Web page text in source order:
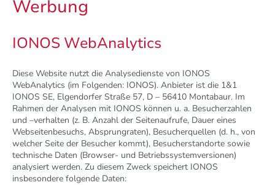
Werbung
IONOS WebAnalytics
Diese Website nutzt die Analysedienste von IONOS
WebAnalytics (im Folgenden: IONOS). Anbieter ist die 1&1
IONOS SE, Elgendorfer Straße 57, D – 56410 Montabaur. Im
Rahmen der Analysen mit IONOS können u. a. Besucherzahlen
und –verhalten (z. B. Anzahl der Seitenaufrufe, Dauer eines
Webseitenbesuchs, Absprungraten), Besucherquellen (d. h., von
welcher Seite der Besucher kommt), Besucherstandorte sowie
technische Daten (Browser- und Betriebssystemversionen)
analysiert werden. Zu diesem Zweck speichert IONOS
insbesondere folgende Daten: